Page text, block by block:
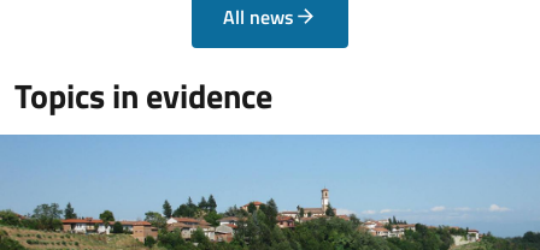
All news
Topics in evidence